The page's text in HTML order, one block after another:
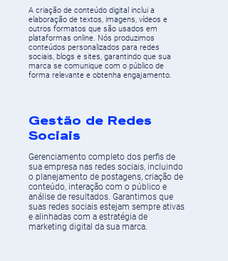
A criação de conteúdo digital inclui a
elaboração de textos, imagens, vídeos e
outros formatos que são usados em
plataformas online. Nós produzimos
conteúdos personalizados para redes
sociais, blogs e sites, garantindo que sua
marca se comunique com o público de
forma relevante e obtenha engajamento.
Gestão de Redes
Sociais
Gerenciamento completo dos perfis de
sua empresa nas redes sociais, incluindo
o planejamento de postagens, criação de
conteúdo, interação com o público e
análise de resultados. Garantimos que
suas redes sociais estejam sempre ativas
e alinhadas com a estratégia de
marketing digital da sua marca.